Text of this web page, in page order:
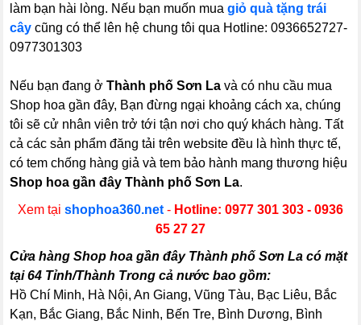
làm bạn hài lòng. Nếu bạn muốn muagiỏ quà tặng trái
cây cũng có thể lên hệ chung tôi qua Hotline: 0936652727-
0977301303
Nếu bạn đang ởThành phố Sơn La và có nhu cầu mua
Shop hoa gần đây, Bạn đừng ngại khoảng cách xa, chúng
tôi sẽ cử nhân viên trở tới tận nơi cho quý khách hàng. Tất
cả các sản phẩm đăng tải trên website đều là hình thực tế,
có tem chống hàng giả và tem bảo hành mang thương hiệu
Shop hoa gần đây Thành phố Sơn La.
Xem tại shophoa360.net - Hotline: 0977 301 303 - 0936
65 27 27
Cửa hàng Shop hoa gần đây Thành phố Sơn La có mặt
tại 64 Tỉnh/Thành Trong cả nước bao gồm:
Hồ Chí Minh, Hà Nội, An Giang, Vũng Tàu, Bạc Liêu, Bắc
Kạn, Bắc Giang, Bắc Ninh, Bến Tre, Bình Dương, Bình